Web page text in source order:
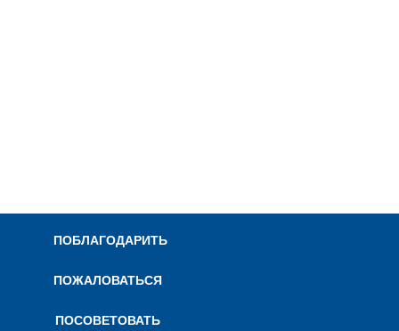
ПОБЛАГОДАРИТЬ
ПОЖАЛОВАТЬСЯ
ПОСОВЕТОВАТЬ